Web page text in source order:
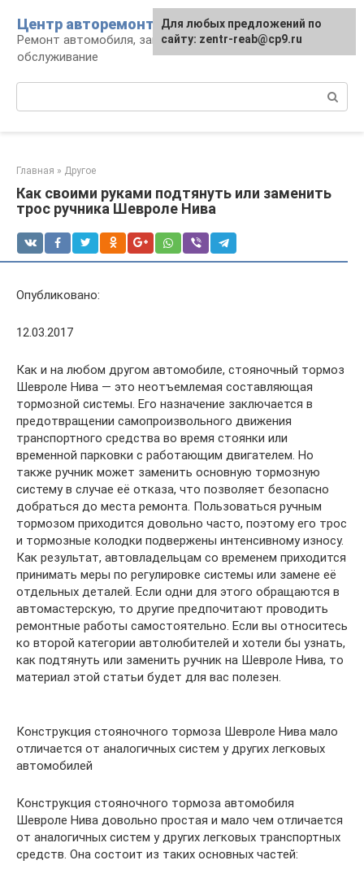
контенту
Центр авторемонта
Ремонт автомобиля, запчасти и
обслуживание
Главная » Другое
Как своими руками подтянуть или заменить
трос ручника Шевроле Нива
Опубликовано:
12.03.2017
Как и на любом другом автомобиле, стояночный тормоз
Шевроле Нива — это неотъемлемая составляющая
тормозной системы. Его назначение заключается в
предотвращении самопроизвольного движения
транспортного средства во время стоянки или
временной парковки с работающим двигателем. Но
также ручник может заменить основную тормозную
систему в случае её отказа, что позволяет безопасно
добраться до места ремонта. Пользоваться ручным
тормозом приходится довольно часто, поэтому его трос
и тормозные колодки подвержены интенсивному износу.
Как результат, автовладельцам со временем приходится
принимать меры по регулировке системы или замене её
отдельных деталей. Если одни для этого обращаются в
автомастерскую, то другие предпочитают проводить
ремонтные работы самостоятельно. Если вы относитесь
ко второй категории автолюбителей и хотели бы узнать,
как подтянуть или заменить ручник на Шевроле Нива, то
материал этой статьи будет для вас полезен.
Конструкция стояночного тормоза Шевроле Нива мало
отличается от аналогичных систем у других легковых
автомобилей
Конструкция стояночного тормоза автомобиля
Шевроле Нива довольно простая и мало чем отличается
от аналогичных систем у других легковых транспортных
средств. Она состоит из таких основных частей:
Для любых предложений по
сайту: zentr-reab@cp9.ru